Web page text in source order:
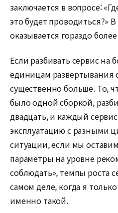
заключается в вопросе:
это будет проводиться?»
оказывается гораздо
Если разбивать сервис на
единицам развертывания
существенно больше. То,
было одной сборкой,
двадцать, и каждый
эксплуатацию с разными
ситуации, если мы
параметры на уровне
соблюдать», темпы роста
самом деле, когда я
именно такой.